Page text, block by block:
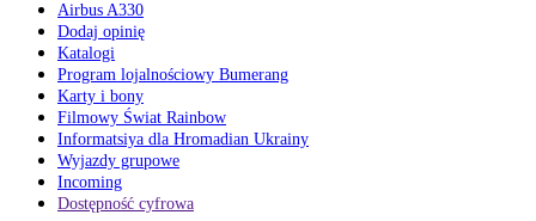
Airbus A330
Dodaj opinię
Katalogi
Program lojalnościowy Bumerang
Karty i bony
Filmowy Świat Rainbow
Informatsiya dla Hromadian Ukrainy
Wyjazdy grupowe
Incoming
Dostępność cyfrowa